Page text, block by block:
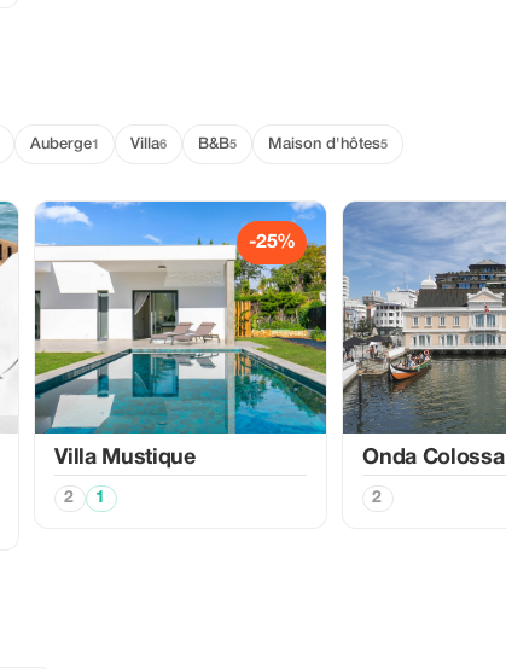
Auberge1 Villa6 B&B5 Maison d'hôtes5
-25%
Villa Mustique
2 1
Onda Colossal
2